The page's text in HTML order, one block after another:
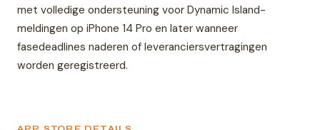
met volledige ondersteuning voor Dynamic Island-
meldingen op iPhone 14 Pro en later wanneer
fasedeadlines naderen of leveranciersvertragingen
worden geregistreerd.